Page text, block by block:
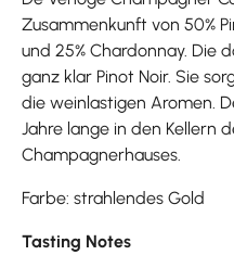
Zusammenkunft von 50%
und 25% Chardonnay. Die
ganz klar Pinot Noir. Sie
die weinlastigen Aromen.
Jahre lange in den Kellern
Champagnerhauses.
Farbe: strahlendes Gold
Tasting Notes